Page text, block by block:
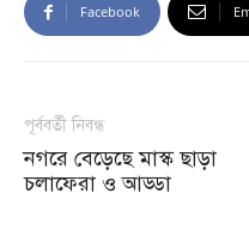
Facebook
পূর্ববর্তী নিবন্ধ
নগরে বেড়েছে মাস্ক ছাড়া
চলাফেরা ও আড্ডা